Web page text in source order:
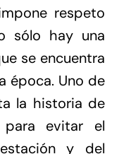
respeto
sólo hay una
se encuentra
época. Uno de
la historia de
evitar el
y del